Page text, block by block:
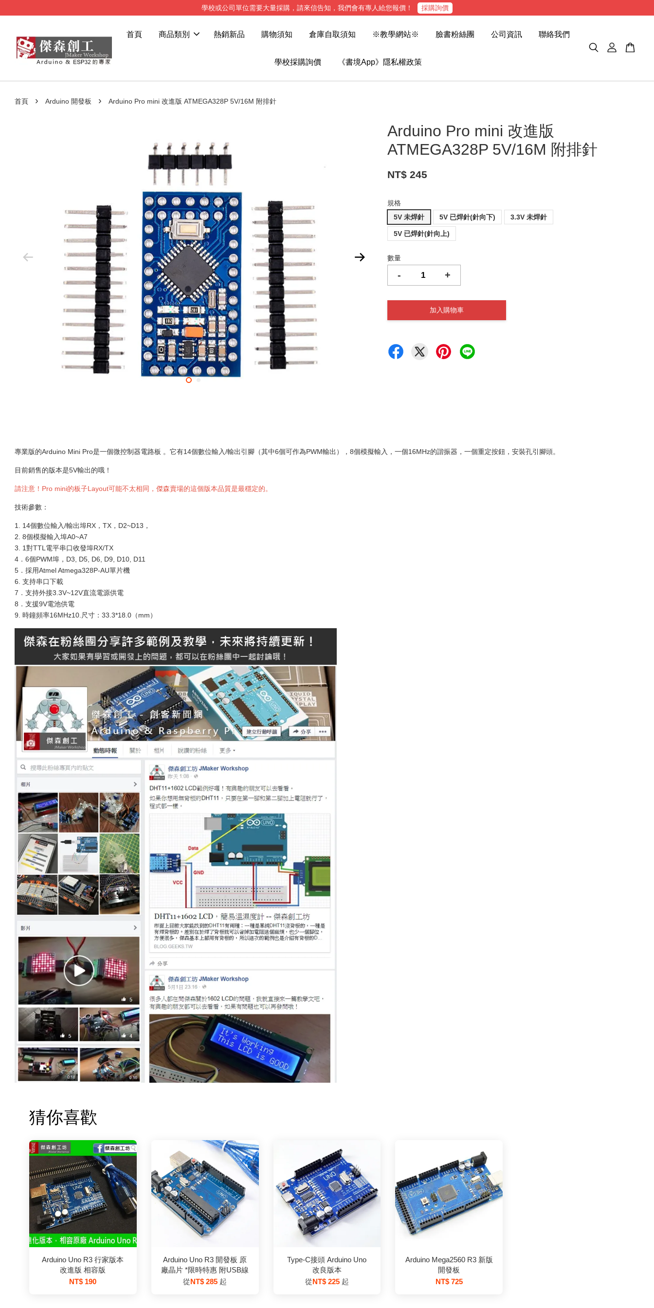
學校或公司單位需要大量採購，請來信告知，我們會有專人給您報價！ 採購詢價
首頁 商品類別 熱銷新品 購物須知 倉庫自取須知 ※教學網站※ 臉書粉絲團 公司資訊 聯絡我們
學校採購詢價 《書境App》隱私權政策
首頁 › Arduino 開發板 › Arduino Pro mini 改進版 ATMEGA328P 5V/16M 附排針
Arduino Pro mini 改進版
ATMEGA328P 5V/16M 附排針
NT$ 245
規格
5V 未焊針
5V 已焊針(針向下) 3.3V 未焊針
5V 已焊針(針向上)
數量
- +
加入購物車
專業版的Arduino Mini Pro是一個微控制器電路板 。它有14個數位輸入/輸出引腳（其中6個可作為PWM輸出），8個模擬輸入，一個16MHz的諧振器，一個重定按鈕，安裝孔引腳頭。
目前銷售的版本是5V輸出的哦！
請注意！Pro mini的板子Layout可能不太相同，傑森賣場的這個版本品質是最穩定的。
技術參數：
1. 14個數位輸入/輸出埠RX，TX，D2~D13，
2. 8個模擬輸入埠A0~A7
3. 1對TTL電平串口收發埠RX/TX
4．6個PWM埠，D3, D5, D6, D9, D10, D11
5．採用Atmel Atmega328P-AU單片機
6. 支持串口下載
7．支持外接3.3V~12V直流電源供電
8．支援9V電池供電
9. 時鐘頻率16MHz10.尺寸：33.3*18.0（mm）
猜你喜歡
Arduino Uno R3 行家版本
改進版 相容版
NT$ 190
Arduino Uno R3 開發板 原
廠晶片 *限時特惠 附USB線
從NT$ 285 起
Type-C接頭 Arduino Uno
改良版本
從NT$ 225 起
Arduino Mega2560 R3 新版
開發板
NT$ 725